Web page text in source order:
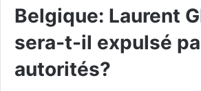
Belgique: Laurent
sera-t-il expulsé
autorités?